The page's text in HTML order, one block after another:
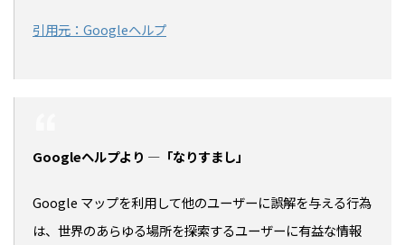
引用元：Googleヘルプ
Googleヘルプより ―「なりすまし」
Google マップを利用して他のユーザーに誤解を与える行為
は、世界のあらゆる場所を探索するユーザーに有益な情報